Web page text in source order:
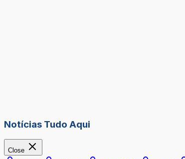
Notícias Tudo Aqui
Close